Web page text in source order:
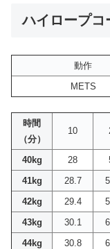
ハイロープコ
動作
METS
時間
（分）
10
40kg 28
41kg
28.7
42kg
29.4
43kg
30.1
44kg
30.8